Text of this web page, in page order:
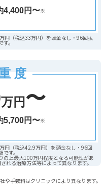
4,400円〜※
円（税込33万円）を頭金なし・96回払
。
度
万円 〜
5,700円〜※
円（税込42.9万円）を頭金なし・96回
です。
上最大100万円程度となる可能性があ
れる治療方法等によって異なります。
や手数料はクリニックにより異なります。